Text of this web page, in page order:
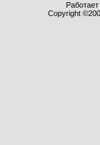
Copyright